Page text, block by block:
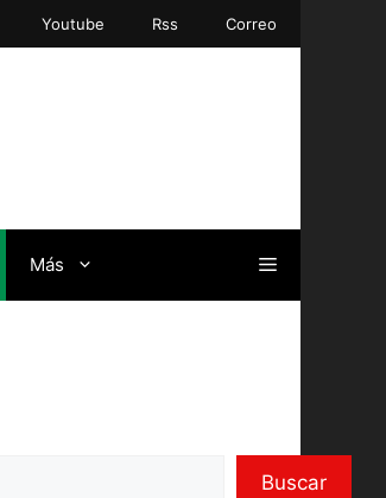
Youtube Rss Correo
Más
Buscar